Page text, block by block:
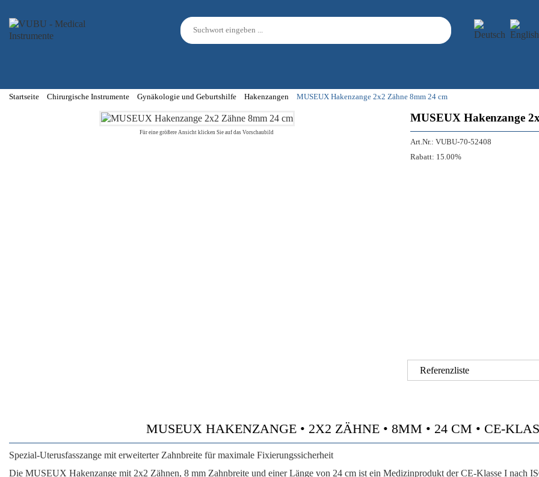
Startseite Chirurgische Instrumente Gynäkologie und Geburtshilfe Hakenzangen MUSEUX Hakenzange 2x2 Zähne 8mm 24 cm
Für eine größere Ansicht klicken Sie auf das Vorschaubild
MUSEUX Hakenzange
Art.Nr.: VUBU-70-52408
Rabatt: 15.00%
Referenzliste
MUSEUX HAKENZANGE • 2X2 ZÄHNE • 8MM • 24 CM • CE-
Spezial-Uterusfasszange mit erweiterter Zahnbreite für maximale Fixierungssicherheit
Die MUSEUX Hakenzange mit 2x2 Zähnen, 8 mm Zahnbreite und einer Länge von 24 cm ist ein Medizinprodukt der CE-Klasse I nach